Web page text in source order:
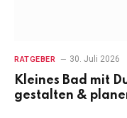
RATGEBER 30. Juli 2026
Kleines Bad mit
gestalten &